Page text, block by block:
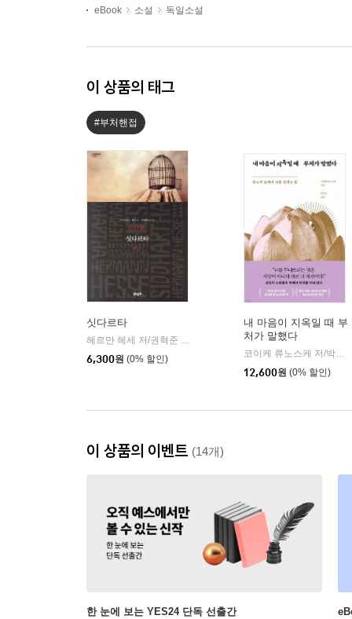
eBook 소설 독일소설
이 상품의 태그
#부처핸접
싯다르타
헤르만 헤세 저/권혁준 역
6,300원 (0% 할인)
내 마음이 지옥일 때 부
처가 말했다
코이케 류노스케 저/박수현 역
12,600원 (0% 할인)
이 상품의 이벤트 (14개)
한 눈에 보는 YES24 단독 선출간